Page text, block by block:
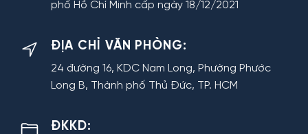
phố Hồ Chí Minh cấp ngày 18/12/2021
ĐỊA CHỈ VĂN PHÒNG:
24 đường 16, KDC Nam Long, Phường Phước
Long B, Thành phố Thủ Đức, TP. HCM
ĐKKD: